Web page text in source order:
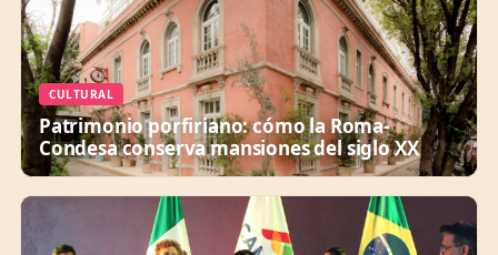
CULTURAL
Patrimonio porfiriano: cómo la Roma-
Condesa conserva mansiones del siglo XX